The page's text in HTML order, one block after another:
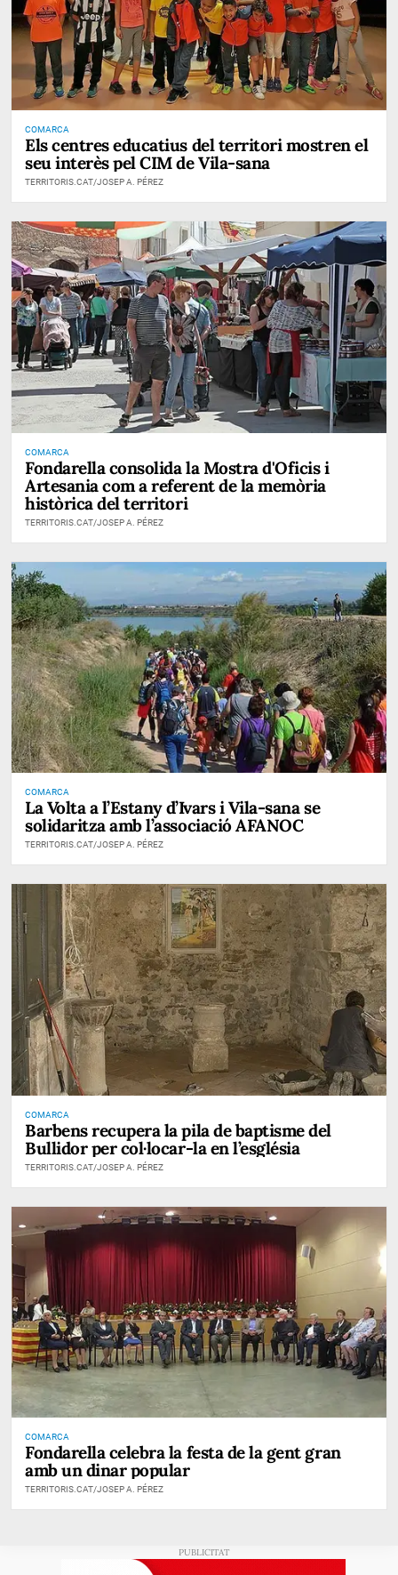
COMARCA
Els centres educatius del territori mostren el
seu interès pel CIM de Vila-sana
TERRITORIS.CAT/JOSEP A. PÉREZ
COMARCA
Fondarella consolida la Mostra d'Oficis i
Artesania com a referent de la memòria
històrica del territori
TERRITORIS.CAT/JOSEP A. PÉREZ
COMARCA
La Volta a l’Estany d’Ivars i Vila-sana se
solidaritza amb l’associació AFANOC
TERRITORIS.CAT/JOSEP A. PÉREZ
COMARCA
Barbens recupera la pila de baptisme del
Bullidor per col·locar-la en l’església
TERRITORIS.CAT/JOSEP A. PÉREZ
COMARCA
Fondarella celebra la festa de la gent gran
amb un dinar popular
TERRITORIS.CAT/JOSEP A. PÉREZ